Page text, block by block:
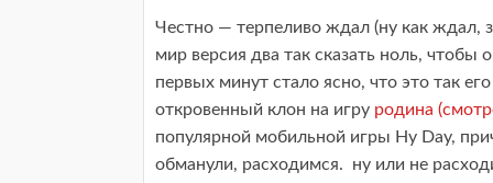
Честно — терпеливо ждал (ну как ждал,
мир версия два так сказать ноль,
первых минут стало ясно, что это так
откровенный клон на игру родина
популярной мобильной игры Hy Day,
обманули, расходимся. ну или не